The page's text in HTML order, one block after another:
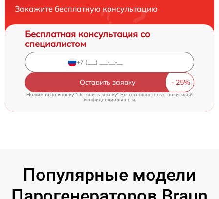
Закажите бесплатную консультацию
Бесплатная консультация со
специалистом
Оставить заявку
Нажимая на кнопку "Оставить заявку" Вы соглашаетесь cполитикой
конфиденциальности
Популярные модели